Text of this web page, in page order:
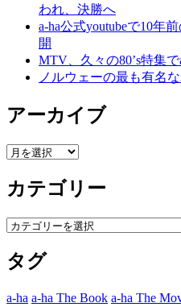
われ、決勝へ
a-ha公式youtubeで10年
開
MTV、久々の80’s特集で
ノルウェーの最も有名
アーカイブ
ア
カ
イ
ブ
カテゴリー
カ
ゴ
リ
ー
タグ
a-ha a-ha The Book a-ha The